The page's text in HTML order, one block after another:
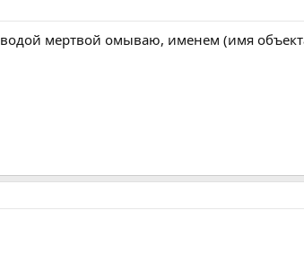
мертвой омываю, именем (имя